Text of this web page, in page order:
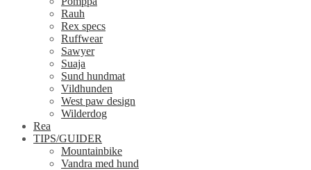
Rauh
Rex specs
Ruffwear
Sawyer
Suaja
Sund hundmat
Vildhunden
West paw design
Wilderdog
Rea
TIPS/GUIDER
Mountainbike
Vandra med hund